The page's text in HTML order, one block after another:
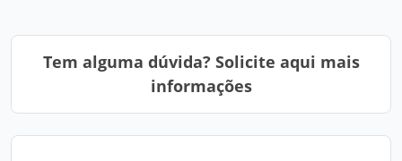
Tem alguma dúvida? Solicite aqui mais
informações